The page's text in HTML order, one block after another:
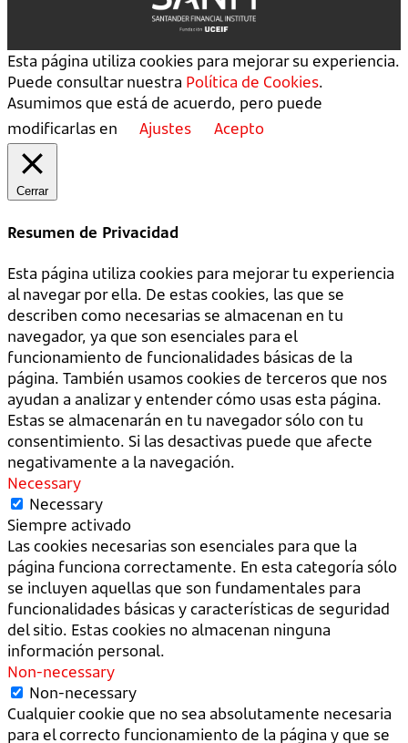
Esta página utiliza cookies para mejorar su experiencia.
Puede consultar nuestra Política de Cookies.
Asumimos que está de acuerdo, pero puede
modificarlas en
Ajustes Acepto
Cerrar
Resumen de Privacidad
Esta página utiliza cookies para mejorar tu experiencia
al navegar por ella. De estas cookies, las que se
describen como necesarias se almacenan en tu
navegador, ya que son esenciales para el
funcionamiento de funcionalidades básicas de la
página. También usamos cookies de terceros que nos
ayudan a analizar y entender cómo usas esta página.
Estas se almacenarán en tu navegador sólo con tu
consentimiento. Si las desactivas puede que afecte
negativamente a la navegación.
Necessary
Necessary
Siempre activado
Las cookies necesarias son esenciales para que la
página funciona correctamente. En esta categoría sólo
se incluyen aquellas que son fundamentales para
funcionalidades básicas y características de seguridad
del sitio. Estas cookies no almacenan ninguna
información personal.
Non-necessary
Non-necessary
Cualquier cookie que no sea absolutamente necesaria
para el correcto funcionamiento de la página y que se